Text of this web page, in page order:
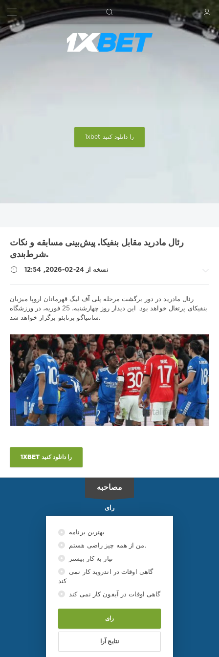
جستجو کردن
1xbet را دانلود کنید
بوروسیا دی بوندسلیگا تاتنهام دینامو مسکو رئال مادرید
زسکا زنیت
لیورپول لیگ 1 لیگ VTB یونایتد
لیگ برتر روسیه لیگ قهرمانان لیگ ملت های یوفا متالورگ
مسابقات قهرمانی بلاروس منچستر یونایتد موناکو ناپولی
نیوکاسل نیژنی نووگورود ویارئال پریمرا کشور پرتغال
Show all tags
رئال مادرید مقابل بنفیکا. پیش‌بینی مسابقه و نکات
شرط‌بندی.
نسخه از 24-02-2026, 12:54
نکات
ورزشی
/
بینی
فوتبال
iluha.is2003
310
0
رئال مادرید در دور برگشت مرحله پلی آف لیگ قهرمانان اروپا میزبان
بنفیکای پرتغال خواهد بود. این دیدار روز چهارشنبه، 25 فوریه، در ورزشگاه
سانتیاگو برنابئو برگزار خواهد شد.
1XBET را دانلود کنید
مصاحبه
رای
بهترین برنامه
من از همه چیز راضی هستم.
نیاز به کار بیشتر
کند
گاهی اوقات در آیفون کار نمی کند
رای
نتایج آرا